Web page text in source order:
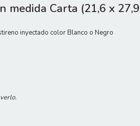
medida Carta (21,6 x
inyectado color Blanco o Negro